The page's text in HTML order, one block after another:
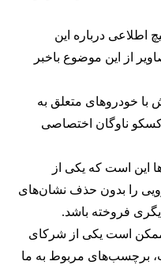
اطلاعی درباره این
از این موضوع باخبر
خودروهای متعلق به
ناوگان اختصاصی
این است که یکی از
را بدون حذف نشان‌های
فروخته باشد.
است یکی از شرکای
برچسب‌های مربوط به ما